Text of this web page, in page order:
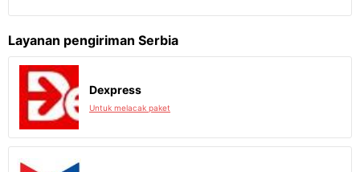
Layanan pengiriman Serbia
Dexpress
Untuk melacak paket